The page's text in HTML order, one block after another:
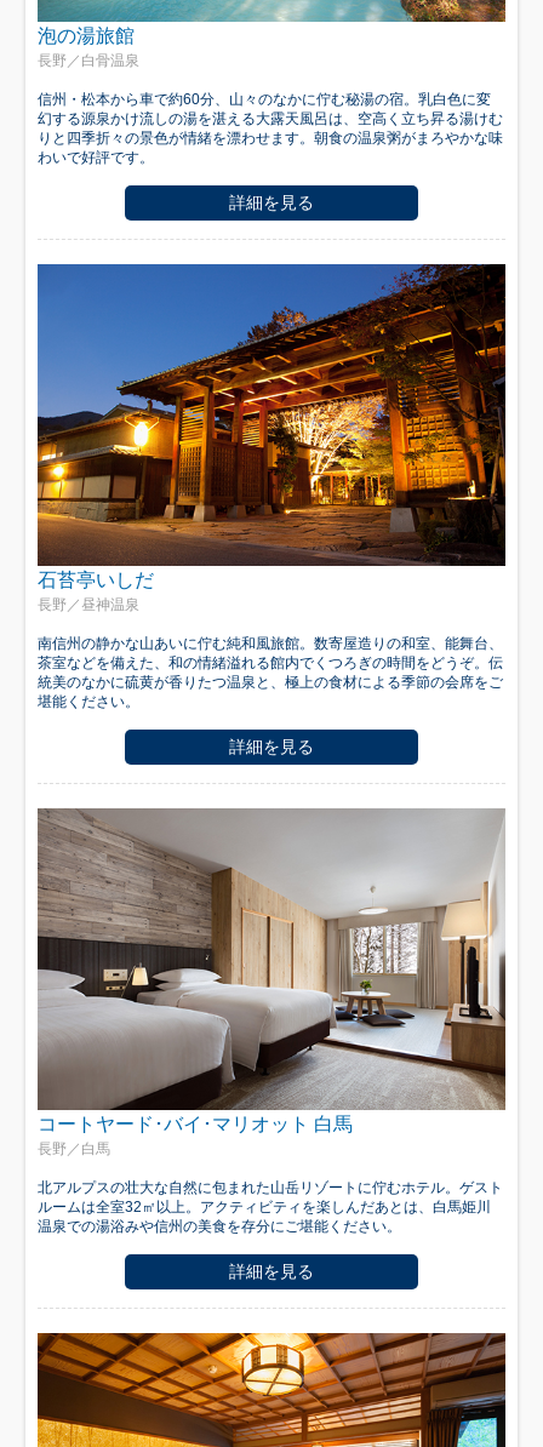
泡の湯旅館
長野／白骨温泉
信州・松本から車で約60分、山々のなかに佇む秘湯の宿。乳白色に変
幻する源泉かけ流しの湯を湛える大露天風呂は、空高く立ち昇る湯けむ
りと四季折々の景色が情緒を漂わせます。朝食の温泉粥がまろやかな味
わいで好評です。
詳細を見る
石苔亭いしだ
長野／昼神温泉
南信州の静かな山あいに佇む純和風旅館。数寄屋造りの和室、能舞台、
茶室などを備えた、和の情緒溢れる館内でくつろぎの時間をどうぞ。伝
統美のなかに硫黄が香りたつ温泉と、極上の食材による季節の会席をご
堪能ください。
詳細を見る
コートヤード･バイ･マリオット 白馬
長野／白馬
北アルプスの壮大な自然に包まれた山岳リゾートに佇むホテル。ゲスト
ルームは全室32㎡以上。アクティビティを楽しんだあとは、白馬姫川
温泉での湯浴みや信州の美食を存分にご堪能ください。
詳細を見る